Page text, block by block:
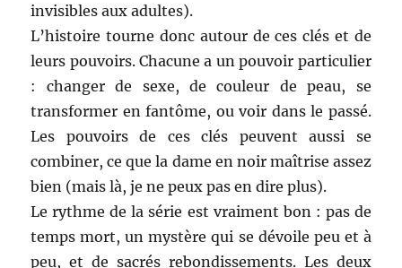
invisibles aux adultes).
L’histoire tourne donc autour de ces clés et de
leurs pouvoirs. Chacune a un pouvoir particulier
: changer de sexe, de couleur de peau, se
transformer en fantôme, ou voir dans le passé.
Les pouvoirs de ces clés peuvent aussi se
combiner, ce que la dame en noir maîtrise assez
bien (mais là, je ne peux pas en dire plus).
Le rythme de la série est vraiment bon : pas de
temps mort, un mystère qui se dévoile peu et à
peu, et de sacrés rebondissements. Les deux